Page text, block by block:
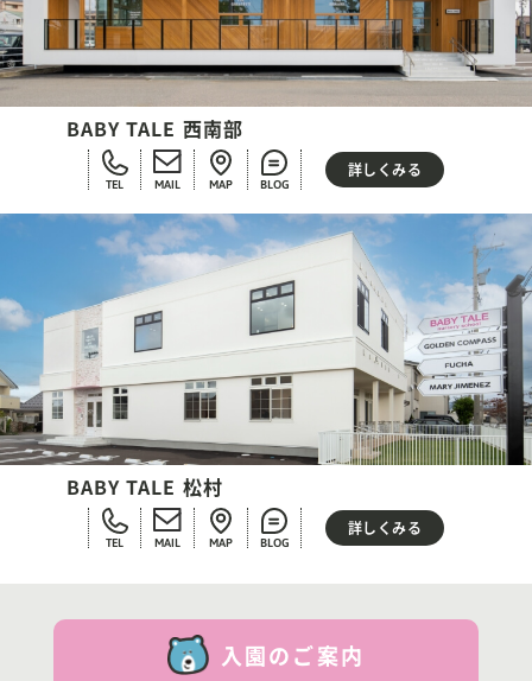
BABY TALE 西南部
TEL MAIL MAP BLOG
詳しくみる
BABY TALE 松村
TEL MAIL MAP BLOG
詳しくみる
入園のご案内